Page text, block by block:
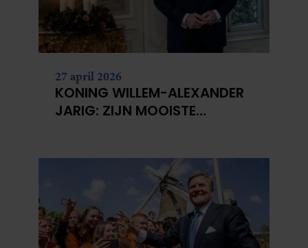
27 april 2026
KONING WILLEM-ALEXANDER
JARIG: ZIJN MOOISTE